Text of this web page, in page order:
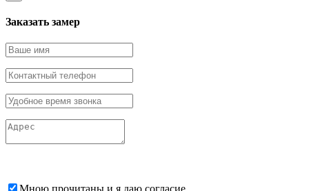
Заказать замер